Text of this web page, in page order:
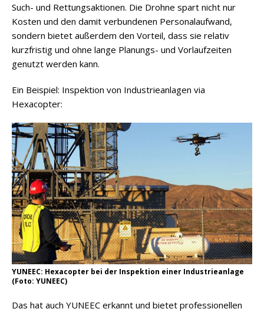
Such- und Rettungsaktionen. Die Drohne spart nicht nur
Kosten und den damit verbundenen Personalaufwand,
sondern bietet außerdem den Vorteil, dass sie relativ
kurzfristig und ohne lange Planungs- und Vorlaufzeiten
genutzt werden kann.
Ein Beispiel: Inspektion von Industrieanlagen via
Hexacopter:
YUNEEC: Hexacopter bei der Inspektion einer Industrieanlage
(Foto: YUNEEC)
Das hat auch YUNEEC erkannt und bietet professionellen